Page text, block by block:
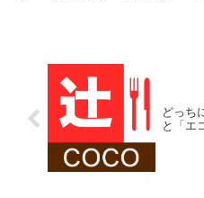
どっち
と「エ